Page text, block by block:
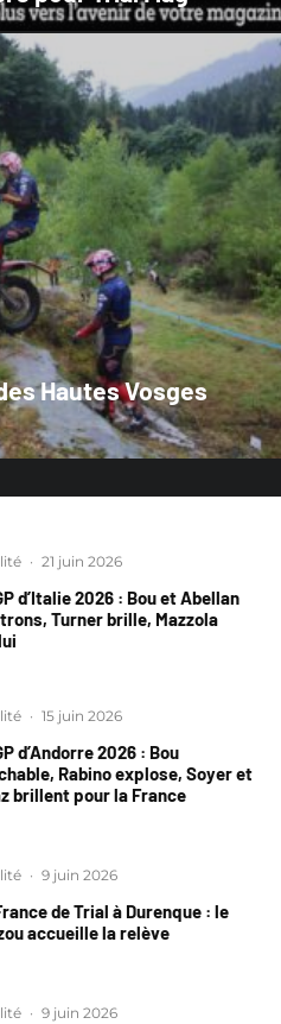
Hautes Vosges
· 21 juin 2026
d’Italie 2026 : Bou et Abellan
Turner brille, Mazzola
· 15 juin 2026
d’Andorre 2026 : Bou
Rabino explose, Soyer et
brillent pour la France
· 9 juin 2026
de Trial à Durenque : le
accueille la relève
· 9 juin 2026